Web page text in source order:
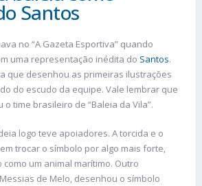
Santos
no “A Gazeta Esportiva” quando
uma representação inédita do Santos.
que desenhou as primeiras ilustrações
do escudo da equipe. Vale lembrar que
time brasileiro de “Baleia da Vila”.
logo teve apoiadores. A torcida e o
trocar o símbolo por algo mais forte,
um animal marítimo. Outro
de Melo, desenhou o símbolo